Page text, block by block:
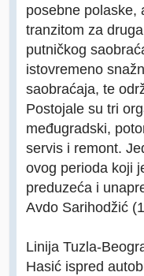
posebne polaske,
tranzitom za
putničkog
istovremeno
saobraćaja, te
Postojale su tri
međugradski,
servis i remont.
ovog perioda koji
preduzeća i
Avdo Sarihodžić
Linija Tuzla-
Hasić ispred